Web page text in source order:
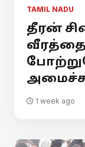
TAMIL NADU
தீரன்
1 week ago